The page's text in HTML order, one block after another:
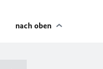
nach oben